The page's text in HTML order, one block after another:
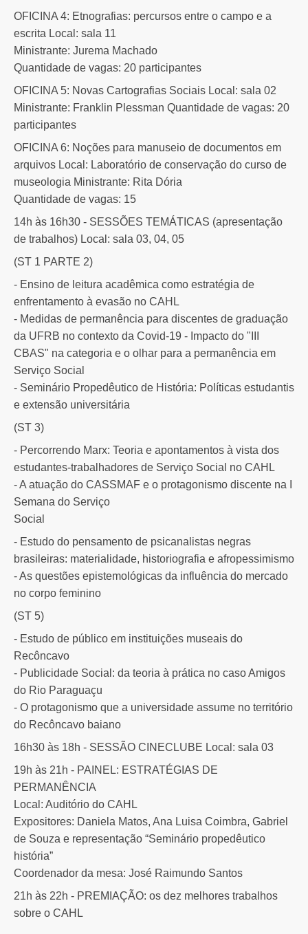
OFICINA 4: Etnografias: percursos entre o campo e a
escrita Local: sala 11
Ministrante: Jurema Machado
Quantidade de vagas: 20 participantes
OFICINA 5: Novas Cartografias Sociais Local: sala 02
Ministrante: Franklin Plessman Quantidade de vagas: 20
participantes
OFICINA 6: Noções para manuseio de documentos em
arquivos Local: Laboratório de conservação do curso de
museologia Ministrante: Rita Dória
Quantidade de vagas: 15
14h às 16h30 - SESSÕES TEMÁTICAS (apresentação
de trabalhos) Local: sala 03, 04, 05
(ST 1 PARTE 2)
- Ensino de leitura acadêmica como estratégia de
enfrentamento à evasão no CAHL
- Medidas de permanência para discentes de graduação
da UFRB no contexto da Covid-19 - Impacto do "III
CBAS" na categoria e o olhar para a permanência em
Serviço Social
- Seminário Propedêutico de História: Políticas estudantis
e extensão universitária
(ST 3)
- Percorrendo Marx: Teoria e apontamentos à vista dos
estudantes-trabalhadores de Serviço Social no CAHL
- A atuação do CASSMAF e o protagonismo discente na I
Semana do Serviço
Social
- Estudo do pensamento de psicanalistas negras
brasileiras: materialidade, historiografia e afropessimismo
- As questões epistemológicas da influência do mercado
no corpo feminino
(ST 5)
- Estudo de público em instituições museais do
Recôncavo
- Publicidade Social: da teoria à prática no caso Amigos
do Rio Paraguaçu
- O protagonismo que a universidade assume no território
do Recôncavo baiano
16h30 às 18h - SESSÃO CINECLUBE Local: sala 03
19h às 21h - PAINEL: ESTRATÉGIAS DE
PERMANÊNCIA
Local: Auditório do CAHL
Expositores: Daniela Matos, Ana Luisa Coimbra, Gabriel
de Souza e representação “Seminário propedêutico
história”
Coordenador da mesa: José Raimundo Santos
21h às 22h - PREMIAÇÃO: os dez melhores trabalhos
sobre o CAHL